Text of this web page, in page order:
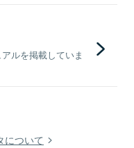
ルを掲載していま
について